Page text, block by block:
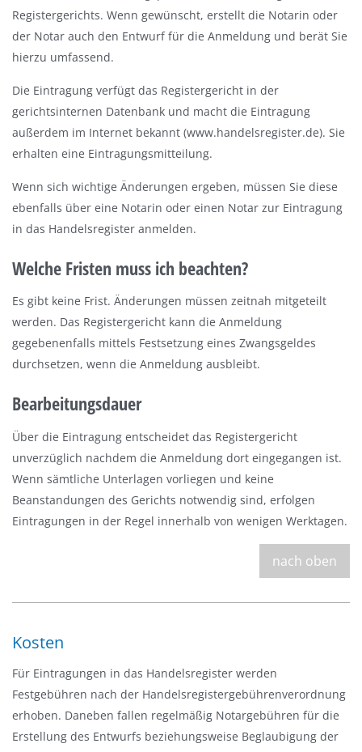
Registergerichts. Wenn gewünscht, erstellt die Notarin oder
der Notar auch den Entwurf für die Anmeldung und berät Sie
hierzu umfassend.
Die Eintragung verfügt das Registergericht in der
gerichtsinternen Datenbank und macht die Eintragung
außerdem im Internet bekannt (www.handelsregister.de). Sie
erhalten eine Eintragungsmitteilung.
Wenn sich wichtige Änderungen ergeben, müssen Sie diese
ebenfalls über eine Notarin oder einen Notar zur Eintragung
in das Handelsregister anmelden.
Welche Fristen muss ich beachten?
Es gibt keine Frist. Änderungen müssen zeitnah mitgeteilt
werden. Das Registergericht kann die Anmeldung
gegebenenfalls mittels Festsetzung eines Zwangsgeldes
durchsetzen, wenn die Anmeldung ausbleibt.
Bearbeitungsdauer
Über die Eintragung entscheidet das Registergericht
unverzüglich nachdem die Anmeldung dort eingegangen ist.
Wenn sämtliche Unterlagen vorliegen und keine
Beanstandungen des Gerichts notwendig sind, erfolgen
Eintragungen in der Regel innerhalb von wenigen Werktagen.
nach oben
Kosten
Für Eintragungen in das Handelsregister werden
Festgebühren nach der Handelsregistergebührenverordnung
erhoben. Daneben fallen regelmäßig Notargebühren für die
Erstellung des Entwurfs beziehungsweise Beglaubigung der